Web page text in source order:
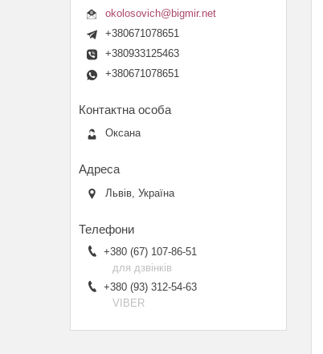
okolosovich@bigmir.net
+380671078651
+380933125463
+380671078651
Оксана
Львів, Україна
+380 (67) 107-86-51
для дзвінків
+380 (93) 312-54-63
VIBER